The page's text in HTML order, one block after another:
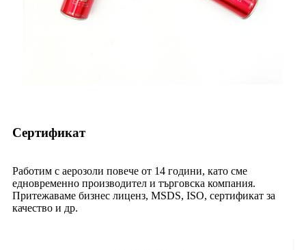
Сертификат
Работим с аерозоли повече от 14 години, като сме
едновременно производител и търговска компания.
Притежаваме бизнес лиценз, MSDS, ISO, сертификат за
качество и др.